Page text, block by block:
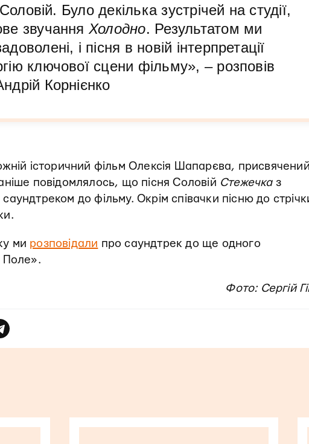
Було декілька зустрічей на студії,
звучання Холодно. Результатом ми
і пісня в новій інтерпретації
ключової сцени фільму», – розповів
Корнієнко
історичний фільм Олексія Шапарєва,
повідомлялось, що пісня Соловій Стежечка з
до фільму. Окрім співачки пісню до
ми розповідали про саундтрек до ще одного
Поле».
Фото: Сергій